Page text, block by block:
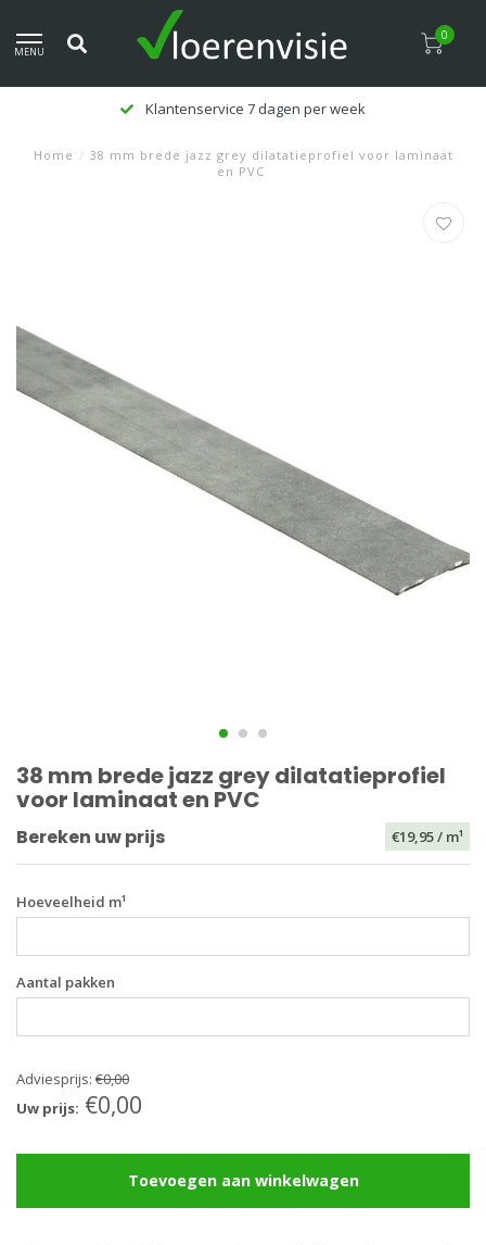
MENU
0
Klantenservice 7 dagen per week
Home / 38 mm brede jazz grey dilatatieprofiel voor laminaat
en PVC
38 mm brede jazz grey dilatatieprofiel
voor laminaat en PVC
Bereken uw prijs €19,95/ m¹
Hoeveelheid m¹
Aantal pakken
Adviesprijs: €0,00
Uw prijs: €0,00
Toevoegen aan winkelwagen